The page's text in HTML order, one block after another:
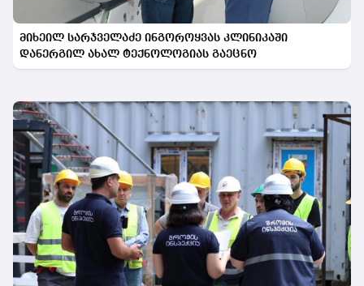
მიხეილ სარჯველაძე ინგოროყვას კლინიკაში
დანერგილ ახალ ტექნოლოგიას გაეცნო